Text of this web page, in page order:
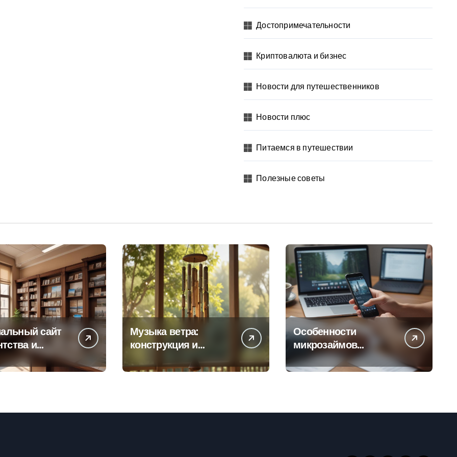
Достопримечательности
Криптовалюта и бизнес
Новости для путешественников
Новости плюс
Питаемся в путешествии
Полезные советы
сайт
и
офисов
по регионам
Музыка ветра:
конструкция и
звучания
Особенности
микрозаймов
онлайн: условия,
процентные ставки и